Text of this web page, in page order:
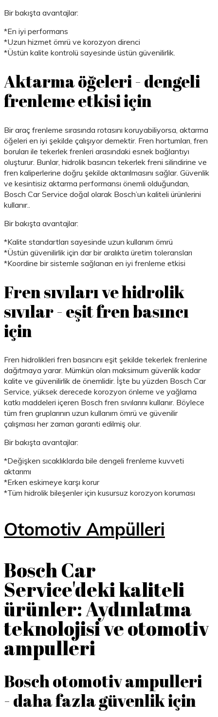
Bir bakışta avantajlar:
*En iyi performans
*Uzun hizmet ömrü ve korozyon direnci
*Üstün kalite kontrolü sayesinde üstün güvenilirlik.
Aktarma öğeleri - dengeli
frenleme etkisi için
Bir araç frenleme sırasında rotasını koruyabiliyorsa, aktarma
öğeleri en iyi şekilde çalışıyor demektir. Fren hortumları, fren
boruları ile tekerlek frenleri arasındaki esnek bağlantıyı
oluşturur. Bunlar, hidrolik basıncın tekerlek freni silindirine ve
fren kaliperlerine doğru şekilde aktarılmasını sağlar. Güvenlik
ve kesintisiz aktarma performansı önemli olduğundan,
Bosch Car Service doğal olarak Bosch’un kaliteli ürünlerini
kullanır..
Bir bakışta avantajlar:
*Kalite standartları sayesinde uzun kullanım ömrü
*Üstün güvenilirlik için dar bir aralıkta üretim toleransları
*Koordine bir sistemle sağlanan en iyi frenleme etkisi
Fren sıvıları ve hidrolik
sıvılar - eşit fren basıncı
için
Fren hidrolikleri fren basıncını eşit şekilde tekerlek frenlerine
dağıtmaya yarar. Mümkün olan maksimum güvenlik kadar
kalite ve güvenilirlik de önemlidir. İşte bu yüzden Bosch Car
Service, yüksek derecede korozyon önleme ve yağlama
katkı maddeleri içeren Bosch fren sıvılarını kullanır. Böylece
tüm fren gruplarının uzun kullanım ömrü ve güvenilir
çalışması her zaman garanti edilmiş olur.
Bir bakışta avantajlar:
*Değişken sıcaklıklarda bile dengeli frenleme kuvveti
aktarımı
*Erken eskimeye karşı korur
*Tüm hidrolik bileşenler için kusursuz korozyon koruması
Otomotiv Ampülleri
Bosch Car
Service'deki kaliteli
ürünler: Aydınlatma
teknolojisi ve otomotiv
ampulleri
Bosch otomotiv ampulleri
- daha fazla güvenlik için